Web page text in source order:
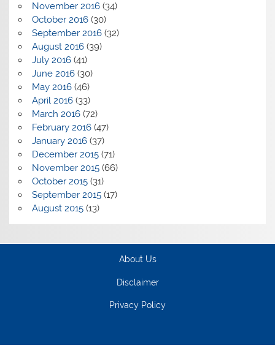
November 2016(34)
October 2016(30)
September 2016(32)
August 2016(39)
July 2016(41)
June 2016(30)
May 2016(46)
April 2016(33)
March 2016(72)
February 2016(47)
January 2016(37)
December 2015(71)
November 2015(66)
October 2015(31)
September 2015(17)
August 2015(13)
About Us
Disclaimer
Privacy Policy